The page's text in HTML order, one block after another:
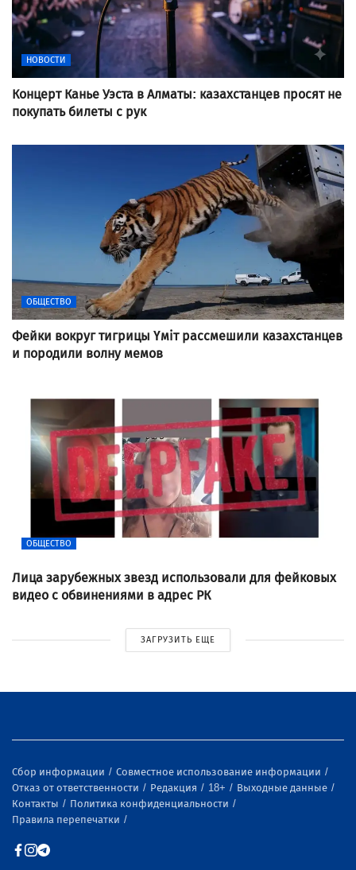
НОВОСТИ
Концерт Канье Уэста в Алматы: казахстанцев просят не
покупать билеты с рук
ОБЩЕСТВО
Фейки вокруг тигрицы Үміт рассмешили казахстанцев
и породили волну мемов
ОБЩЕСТВО
Лица зарубежных звезд использовали для фейковых
видео с обвинениями в адрес РК
ЗАГРУЗИТЬ ЕЩЕ
Сбор информации
Совместное использование информации
Отказ от ответственности
Редакция 18+
Выходные данные
Контакты
Политика конфиденциальности
Правила перепечатки